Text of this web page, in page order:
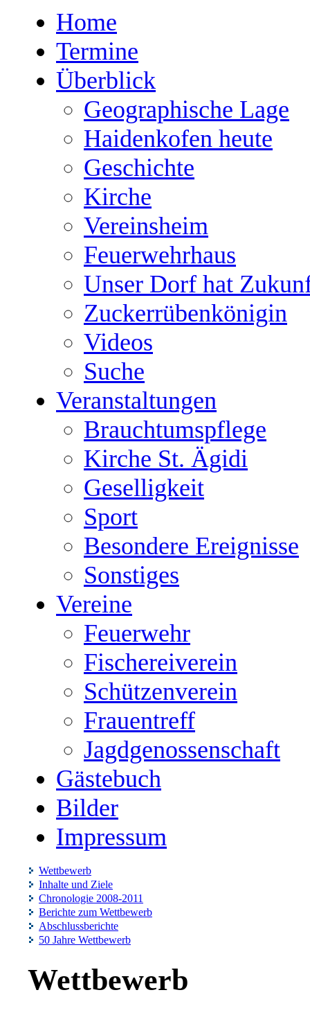
Home
Termine
Überblick
Geographische Lage
Haidenkofen heute
Geschichte
Kirche
Vereinsheim
Feuerwehrhaus
Unser Dorf hat
Zuckerrübenkönigin
Videos
Suche
Veranstaltungen
Brauchtumspflege
Kirche St. Ägidi
Geselligkeit
Sport
Besondere Ereignisse
Sonstiges
Vereine
Feuerwehr
Fischereiverein
Schützenverein
Frauentreff
Jagdgenossenschaft
Gästebuch
Bilder
Impressum
Wettbewerb
Inhalte und Ziele
Chronologie 2008-2011
Berichte zum Wettbewerb
Abschlussberichte
50 Jahre Wettbewerb
Wettbewerb